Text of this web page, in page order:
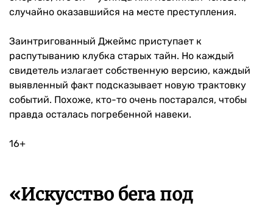
случайно оказавшийся на месте преступления.
Заинтригованный Джеймс приступает к
распутыванию клубка старых тайн. Но каждый
свидетель излагает собственную версию, каждый
выявленный факт подсказывает новую трактовку
событий. Похоже, кто-то очень постарался, чтобы
правда осталась погребенной навеки.
16+
«Искусство бега под